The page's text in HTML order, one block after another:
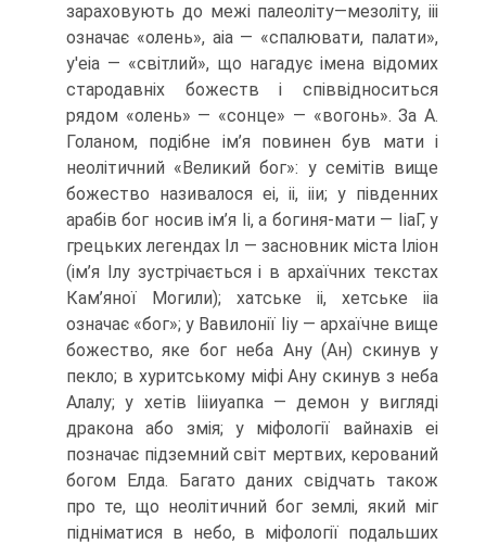
зараховують до межі палеоліту—мезоліту, ііі
означає «олень», аіа — «спалювати, палати»,
у'еіа — «світлий», що нагадує імена відомих
стародавніх божеств і співвід­носиться
рядом «олень» — «сонце» — «вогонь». За А.
Голаном, подібне ім’я пови­нен був мати і
неолітичний «Великий бог»: у семітів вище
божество називалося еі, іі, ііи; у південних
арабів бог носив ім’я Іі, а богиня-мати — ІіаГ, у
грецьких легендах Іл — засновник міста Іліон
(ім’я Ілу зустрічається і в архаїчних текстах
Кам’яної Могили); хатське іі, хетське ііа
означає «бог»; у Вавилонії Ііу — архаїчне вище
бо­жество, яке бог неба Ану (Ан) скинув у
пекло; в хуритському міфі Ану скинув з неба
Алалу; у хетів Іііиуапка — демон у вигляді
дракона або змія; у міфології вайнахів еі
позначає підземний світ мертвих, керований
богом Елда. Багато даних свідчать також
про те, що неолітичний бог землі, який міг
підніматися в небо, в міфоло­гії подальших